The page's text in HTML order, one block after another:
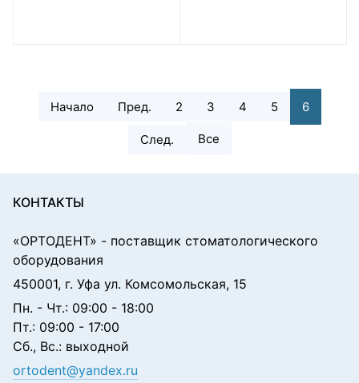
Начало Пред. 2 3 4 5 6
След. Все
КОНТАКТЫ
«ОРТОДЕНТ» - поставщик стоматологического
оборудования
450001, г. Уфа ул. Комсомольская, 15
Пн. - Чт.: 09:00 - 18:00
Пт.: 09:00 - 17:00
Сб., Вс.: выходной
ortodent@yandex.ru